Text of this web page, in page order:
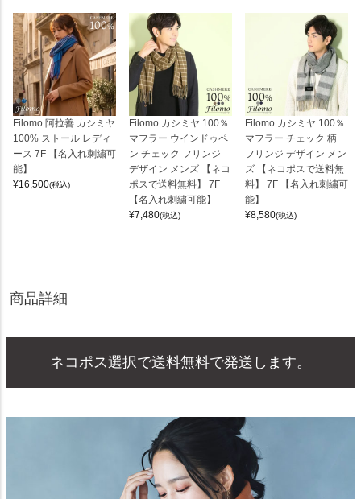
Filomo 阿拉善 カシミヤ
100% ストール レディ
ース 7F 【名入れ刺繍可
能】
¥16,500(税込)
Filomo カシミヤ 100％
マフラー ウインドゥペ
ン チェック フリンジ
デザイン メンズ 【ネコ
ポスで送料無料】 7F
【名入れ刺繍可能】
¥7,480(税込)
Filomo カシミヤ 100％
マフラー チェック 柄
フリンジ デザイン メン
ズ 【ネコポスで送料無
料】 7F 【名入れ刺繍可
能】
¥8,580(税込)
商品詳細
ネコポス選択で送料無料で発送します。